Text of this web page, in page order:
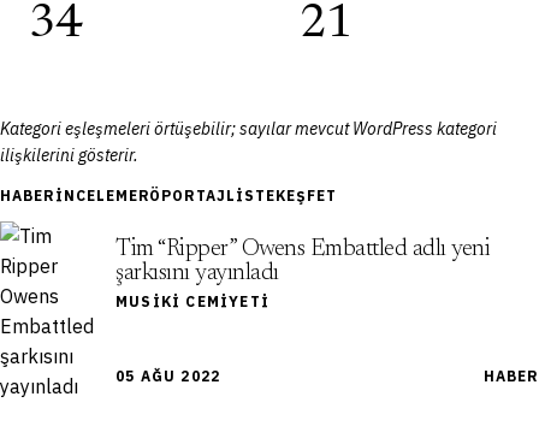
34 21
Kategori eşleşmeleri örtüşebilir; sayılar mevcut WordPress kategori
ilişkilerini gösterir.
HABER İNCELEMERÖPORTAJ LISTEKEŞFET
05 AĞU 2022
Tim “Ripper” Owens Embattled adlı yeni
şarkısını yayınladı
MUSIKI CEMIYETI
HABER